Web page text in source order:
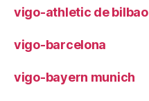
vigo-athletic de bilbao
vigo-barcelona
vigo-bayern munich